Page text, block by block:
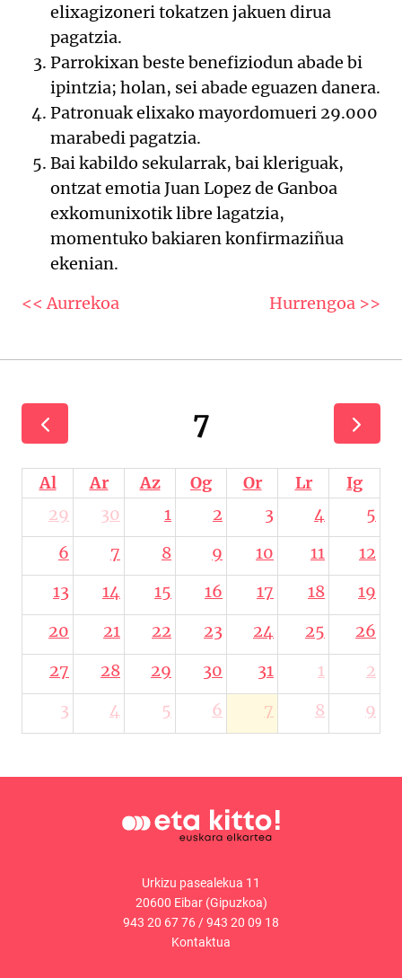
elixagizoneri tokatzen jakuen dirua
pagatzia.
Parrokixan beste benefiziodun abade bi
ipintzia; holan, sei abade eguazen danera.
Patronuak elixako mayordomueri 29.000
marabedi pagatzia.
Bai kabildo sekularrak, bai kleriguak,
ontzat emotia Juan Lopez de Ganboa
exkomunixotik libre lagatzia,
momentuko bakiaren konfirmaziñua
ekenian.
<< Aurrekoa
Hurrengoa >>
7
Al Ar Az Og Or Lr
Ig
29
30 1 2 3 4
5
6
7 8 9 10 11
12
13
14 15 16 17 18
19
20
21 22 23 24 25
26
27
28 29 30 31 1
2
3
4 5 6 7 8 9
Urkizu pasealekua 11
20600 Eibar (Gipuzkoa)
943 20 67 76 /943 20 09 18
Kontaktua